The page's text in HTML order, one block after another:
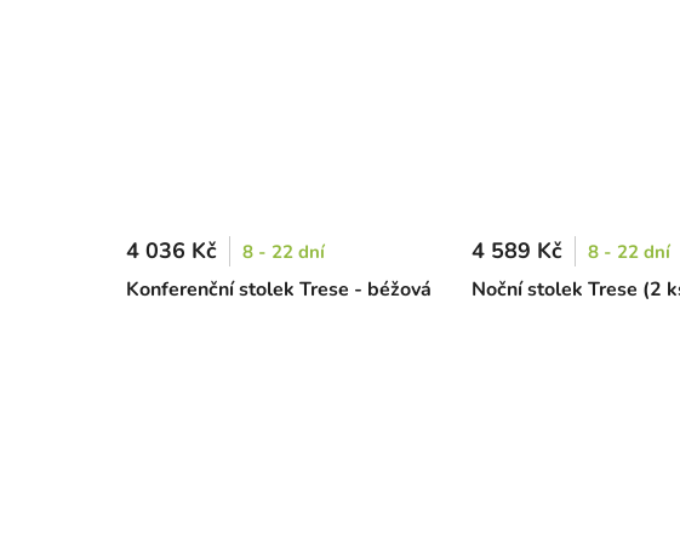
Konferenční stolek Trese - béžová
4 036 Kč 8 - 22 dní
Noční stolek Trese (2
4 589 Kč 8 - 22 dní